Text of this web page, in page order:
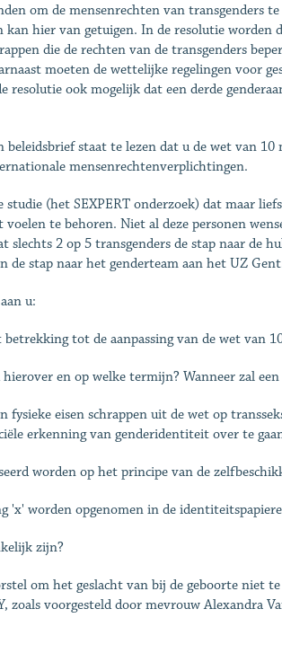
om de mensenrechten van transgenders
hier van getuigen. In de resolutie worden
die de rechten van de transgenders
moeten de wettelijke regelingen voor
resolutie ook mogelijk dat een derde
beleidsbrief staat te lezen dat u de wet van
mensenrechtenverplichtingen.
studie (het SEXPERT onderzoek) dat maar
te behoren. Niet al deze personen
slechts 2 op 5 transgenders de stap naar de
de stap naar het genderteam aan het UZ
u:
tot de aanpassing van de wet van
en op welke termijn? Wanneer zal
fysieke eisen schrappen uit de wet op
erkenning van genderidentiteit over te
worden op het principe van de
'x' worden opgenomen in de
zijn?
om het geslacht van bij de geboorte niet
zoals voorgesteld door mevrouw Alexandra